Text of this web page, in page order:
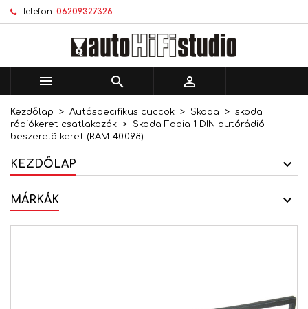
Telefon: 06209327326
  
Kezdőlap Autóspecifikus cuccok Skoda
skoda
rádiókeret csatlakozók
Skoda Fabia 1 DIN autórádió
beszerelõ keret (RAM-40.098)
KEZDŐLAP
MÁRKÁK
Kívánságlistáim ×
Új lista létrehozása
Kívánságlista létrehozása ×
Kívánságlista neve
Mégsem
Bejelentkezés ×
történő mentéséhez.
Mégsem Bejelentkezés